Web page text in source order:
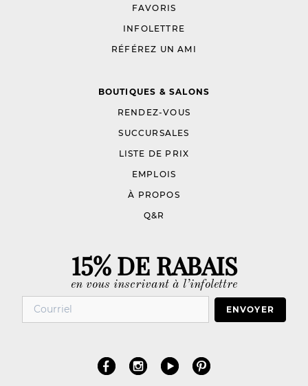
FAVORIS
INFOLETTRE
RÉFÉREZ UN AMI
BOUTIQUES & SALONS
RENDEZ-VOUS
SUCCURSALES
LISTE DE PRIX
EMPLOIS
À PROPOS
Q&R
15% DE RABAIS
en vous inscrivant à l’infolettre
ENVOYER